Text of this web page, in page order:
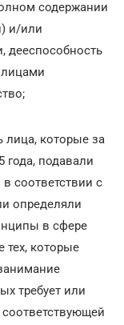
содержании
и/или
дееспособность
лицами
лица, которые за
года, подавали
соответствии с
определяли
в сфере
тех, которые
требует или